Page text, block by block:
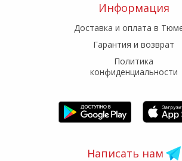
Информация
Доставка и оплата в
Гарантия и возврат
Политика
конфиденциальности
Написать нам